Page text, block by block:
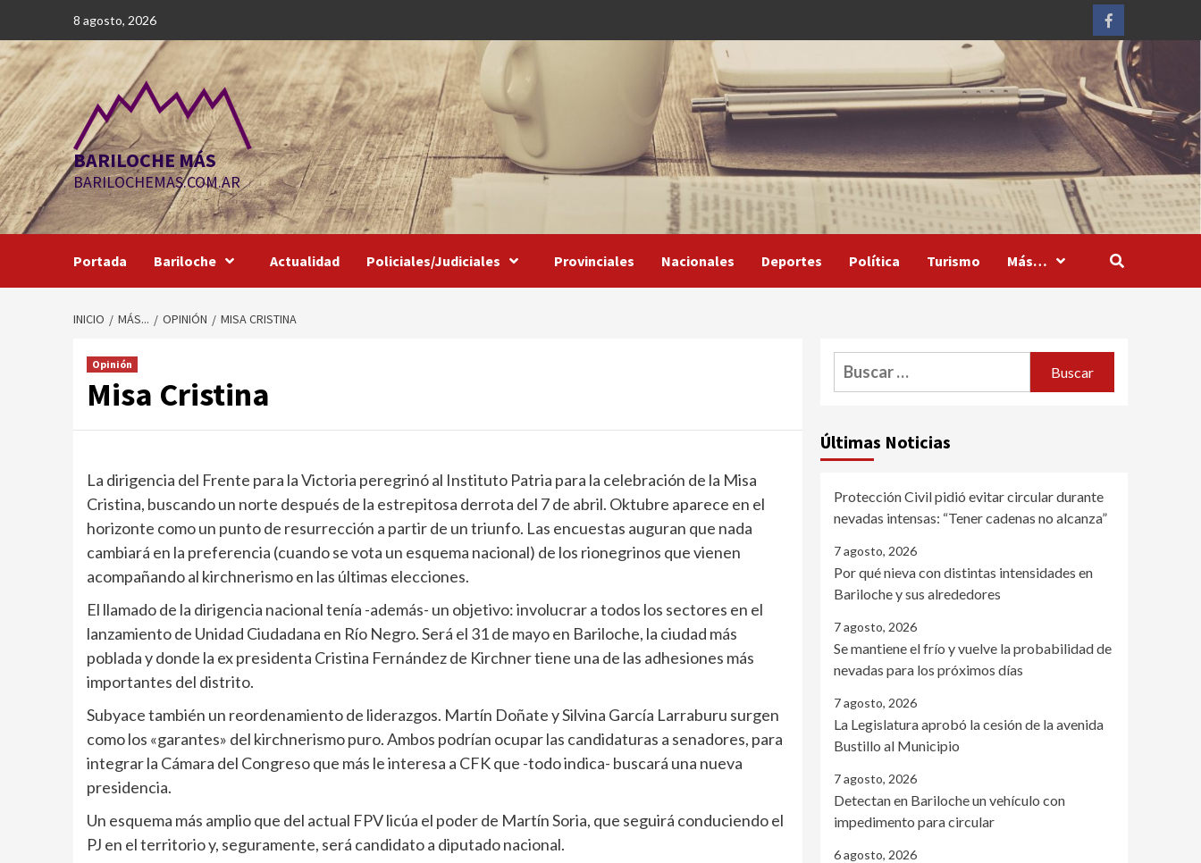
contenido
8 agosto, 2026
Facebook
BARILOCHE MÁS
BARILOCHEMAS.COM.AR
Portada Bariloche Actualidad Policiales/Judiciales Provinciales Nacionales Deportes Política Turismo Más…
INICIO MÁS... OPINIÓN MISA CRISTINA
Opinión
Misa Cristina
La dirigencia del Frente para la Victoria peregrinó al Instituto Patria para la celebración de la Misa
Cristina, buscando un norte después de la estrepitosa derrota del 7 de abril. Oktubre aparece en el
horizonte como un punto de resurrección a partir de un triunfo. Las encuestas auguran que nada
cambiará en la preferencia (cuando se vota un esquema nacional) de los rionegrinos que vienen
acompañando al kirchnerismo en las últimas elecciones.
El llamado de la dirigencia nacional tenía -además- un objetivo: involucrar a todos los sectores en el
lanzamiento de Unidad Ciudadana en Río Negro. Será el 31 de mayo en Bariloche, la ciudad más
poblada y donde la ex presidenta Cristina Fernández de Kirchner tiene una de las adhesiones más
importantes del distrito.
Subyace también un reordenamiento de liderazgos. Martín Doñate y Silvina García Larraburu surgen
como los «garantes» del kirchnerismo puro. Ambos podrían ocupar las candidaturas a senadores, para
integrar la Cámara del Congreso que más le interesa a CFK que -todo indica- buscará una nueva
presidencia.
Un esquema más amplio que del actual FPV licúa el poder de Martín Soria, que seguirá conduciendo el
PJ en el territorio y, seguramente, será candidato a diputado nacional.
Buscar:
Últimas Noticias
Protección Civil pidió evitar circular durante
nevadas intensas: “Tener cadenas no alcanza”
7 agosto, 2026
Por qué nieva con distintas intensidades en
Bariloche y sus alrededores
7 agosto, 2026
Se mantiene el frío y vuelve la probabilidad de
nevadas para los próximos días
7 agosto, 2026
La Legislatura aprobó la cesión de la avenida
Bustillo al Municipio
7 agosto, 2026
Detectan en Bariloche un vehículo con
impedimento para circular
6 agosto, 2026